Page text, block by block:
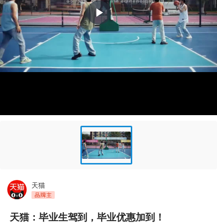
Play
Video
天猫
天猫：毕业生驾到，毕业优惠加到！